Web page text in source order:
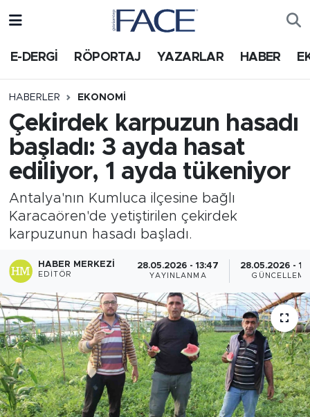
E-DERGİ RÖPORTAJ YAZARLAR HABER
HABERLER EKONOMI
Çekirdek karpuzun hasadı
başladı: 3 ayda hasat
ediliyor, 1 ayda tükeniyor
Antalya'nın Kumluca ilçesine bağlı
Karacaören'de yetiştirilen çekirdek
karpuzunun hasadı başladı.
HABER MERKEZI
EDITÖR
28.05.2026 - 13:47
YAYINLANMA
28.05.2026 -
GÜNCELLEME
HABER
Nöbetçi Eczaneler
Trafik Durumu
Süper Lig Puan Durumu ve Fikstür
Tüm Manşetler
Son Dakika Haberleri
Haber Arşivi